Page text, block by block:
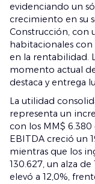
evidenciando un
crecimiento en su
Construcción, con
habitacionales con
en la rentabilidad.
momento actual
destaca y entrega
La utilidad
representa un
con los MM$
EBITDA creció un
mientras que los
130.627, un alza
elevó a 12,0%,